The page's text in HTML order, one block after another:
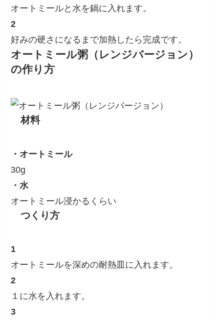
オートミールと水を鍋に入れます。
2
好みの硬さになるまで加熱したら完成です。
オートミール粥（レンジバージョン）
の作り方
材料
・オートミール
30g
・水
オートミール浸かるくらい
つくり方
1
オートミールを深めの耐熱皿に入れます。
2
１に水を入れます。
3